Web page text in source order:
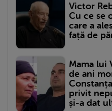
Victor
Cu ce se
care a
față de
Mama lui
de ani
privit
și-a dat